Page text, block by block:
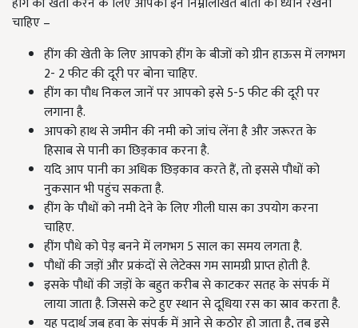
चाहिए –
हींग की खेती के लिए आपको हींग के बीजों को ग्रीन हाऊस में लगभग
2- 2 फीट की दूरी पर बोना चाहिए.
हींग का पौध निकल जानें पर आपको इसे 5-5 फीट की दूरी पर
लगाना है.
आपको हाथ से जमीन की नमी को जांच लेंना है और जरूरत के
हिसाब से पानी का छिड़काव करना है.
यदि आप पानी का अधिक छिड़काव करते हैं, तो इससे पौधों को
नुकसान भी पहुंच सकता है.
हींग के पौधों को नमी देने के लिए गीली घास का उपयोग करना
चाहिए.
हींग पौधे को पेड़ बनने में लगभग 5 साल का समय लगता है.
पौधों की जड़ों और प्रकंदों से लेटेक्स गम सामग्री प्राप्त होती है.
इसके पौधों की जड़ों के बहुत करीब से काटकर सतह के संपर्क में
लाया जाता है. जिससे कटे हुए स्थान से दूधिया रस का स्राव करता है.